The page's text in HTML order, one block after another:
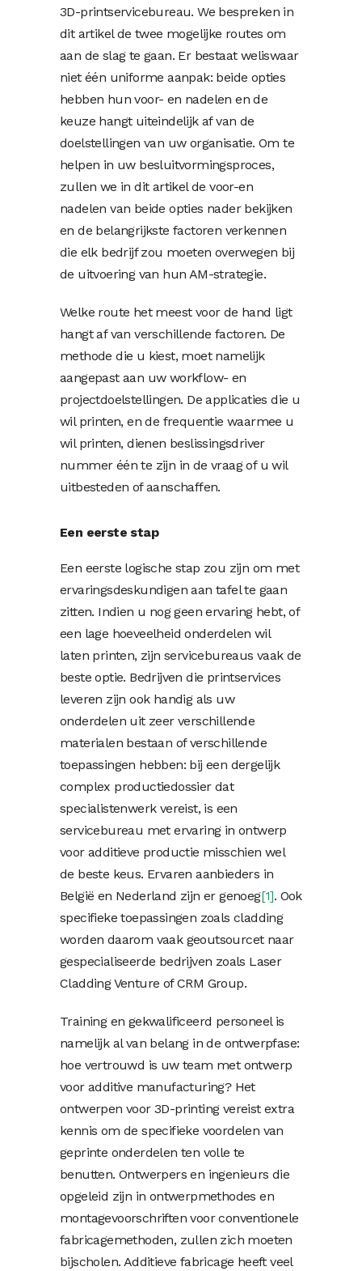
3D-printservicebureau. We bespreken in
dit artikel de twee mogelijke routes om
aan de slag te gaan. Er bestaat weliswaar
niet één uniforme aanpak: beide opties
hebben hun voor- en nadelen en de
keuze hangt uiteindelijk af van de
doelstellingen van uw organisatie. Om te
helpen in uw besluitvormingsproces,
zullen we in dit artikel de voor-en
nadelen van beide opties nader bekijken
en de belangrijkste factoren verkennen
die elk bedrijf zou moeten overwegen bij
de uitvoering van hun AM-strategie.
Welke route het meest voor de hand ligt
hangt af van verschillende factoren. De
methode die u kiest, moet namelijk
aangepast aan uw workflow- en
projectdoelstellingen. De applicaties die u
wil printen, en de frequentie waarmee u
wil printen, dienen beslissingsdriver
nummer één te zijn in de vraag of u wil
uitbesteden of aanschaffen.
Een eerste stap
Een eerste logische stap zou zijn om met
ervaringsdeskundigen aan tafel te gaan
zitten. Indien u nog geen ervaring hebt, of
een lage hoeveelheid onderdelen wil
laten printen, zijn servicebureaus vaak de
beste optie. Bedrijven die printservices
leveren zijn ook handig als uw
onderdelen uit zeer verschillende
materialen bestaan of verschillende
toepassingen hebben: bij een dergelijk
complex productiedossier dat
specialistenwerk vereist, is een
servicebureau met ervaring in ontwerp
voor additieve productie misschien wel
de beste keus. Ervaren aanbieders in
België en Nederland zijn er genoeg[1]. Ook
specifieke toepassingen zoals cladding
worden daarom vaak geoutsourcet naar
gespecialiseerde bedrijven zoals Laser
Cladding Venture of CRM Group.
Training en gekwalificeerd personeel is
namelijk al van belang in de ontwerpfase:
hoe vertrouwd is uw team met ontwerp
voor additive manufacturing? Het
ontwerpen voor 3D-printing vereist extra
kennis om de specifieke voordelen van
geprinte onderdelen ten volle te
benutten. Ontwerpers en ingenieurs die
opgeleid zijn in ontwerpmethodes en
montagevoorschriften voor conventionele
fabricagemethoden, zullen zich moeten
bijscholen. Additieve fabricage heeft veel